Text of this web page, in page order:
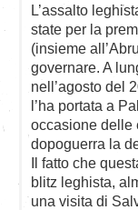
L’assalto
state per la
(insieme
governare. A
nell’agosto del
l’ha portata a
occasione delle
dopoguerra la
Il fatto che
blitz leghista,
una visita di